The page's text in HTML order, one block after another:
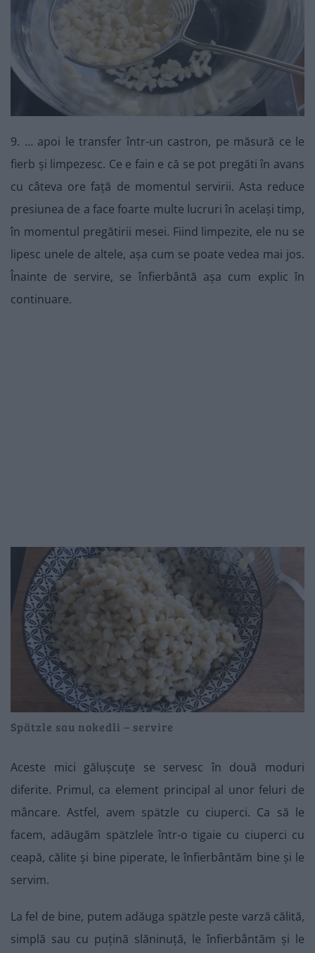
9. … apoi le transfer într-un castron, pe măsură ce le
fierb și limpezesc. Ce e fain e că se pot pregăti în avans
cu câteva ore față de momentul servirii. Asta reduce
presiunea de a face foarte multe lucruri în același timp,
în momentul pregătirii mesei. Fiind limpezite, ele nu se
lipesc unele de altele, așa cum se poate vedea mai jos.
Înainte de servire, se înfierbântă așa cum explic în
continuare.
Spätzle sau nokedli – servire
Aceste mici gălușcuțe se servesc în două moduri
diferite. Primul, ca element principal al unor feluri de
mâncare. Astfel, avem spätzle cu ciuperci. Ca să le
facem, adăugăm spätzlele într-o tigaie cu ciuperci cu
ceapă, călite și bine piperate, le înfierbântăm bine și le
servim.
La fel de bine, putem adăuga spätzle peste varză călită,
simplă sau cu puțină slăninuță, le înfierbântăm și le